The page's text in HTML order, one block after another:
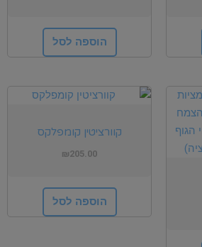
הוספה לסל
קוורציטין קומפלקס
₪205.00
הוספה לסל